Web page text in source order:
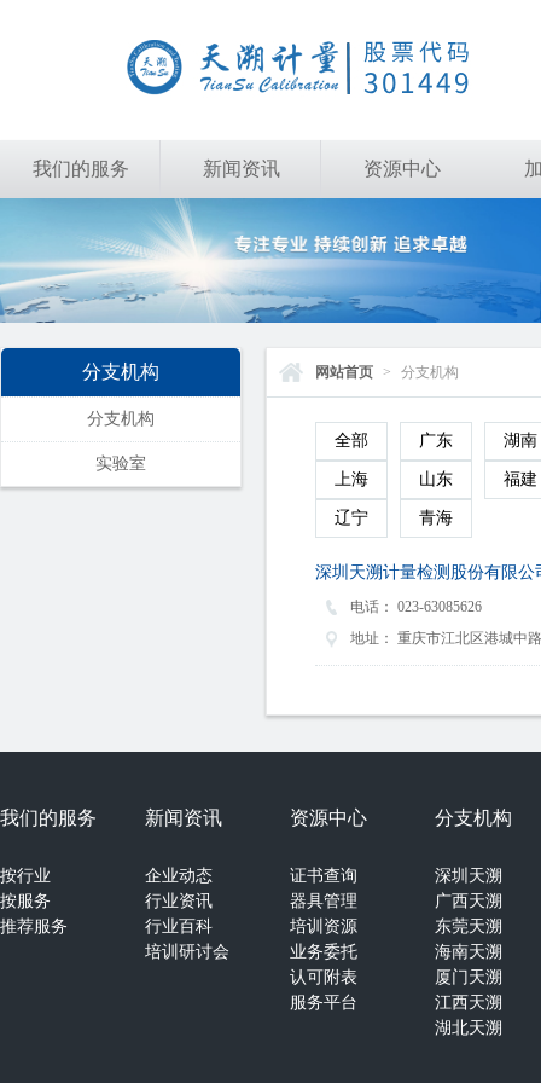
我们的服务 新闻资讯 资源中心
分支机构
分支机构
实验室
网站首页 > 分支机构
全部 广东 湖南
上海 山东 福建
辽宁 青海
深圳天溯计量检测股份有限公
电话： 023-63085626
地址： 重庆市江北区港城中
我们的服务
按行业
按服务
推荐服务
新闻资讯
企业动态
行业资讯
行业百科
培训研讨会
资源中心
证书查询
器具管理
培训资源
业务委托
认可附表
服务平台
分支机构
深圳天溯
广西天溯
东莞天溯
海南天溯
厦门天溯
江西天溯
湖北天溯